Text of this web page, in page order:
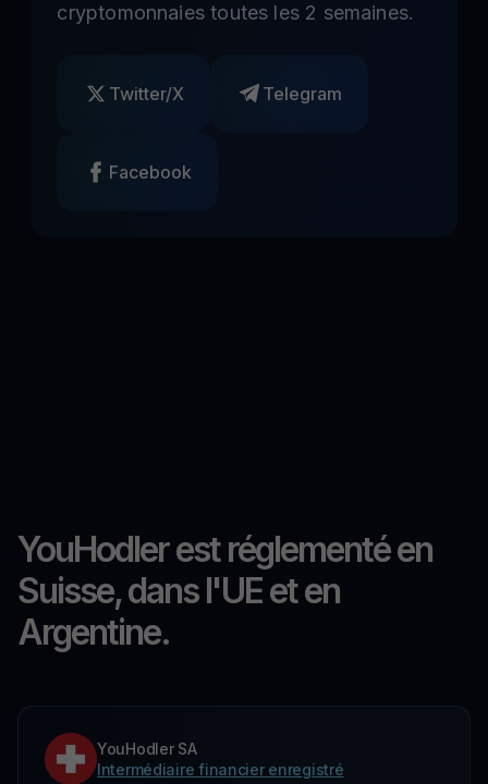
cryptomonnaies toutes les 2 semaines.
Twitter/X Telegram
Facebook
YouHodler est réglementé en
Suisse, dans l'UE et en
Argentine.
YouHodler SA
Intermédiaire financier enregistré